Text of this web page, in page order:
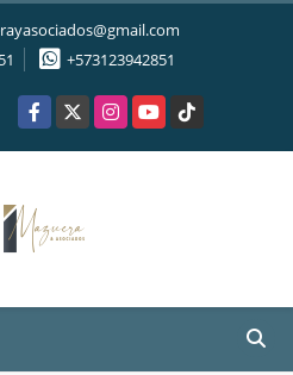
+573123942851
Facebook
X InstagramYouTubeTikTok